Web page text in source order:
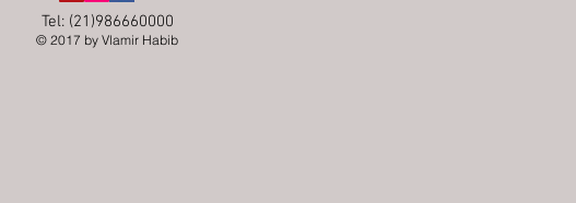
Tel: (21)986660000
© 2017 by Vlamir Habib